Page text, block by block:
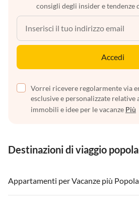
consigli degli insider e tendenze
Accedi
Vorrei ricevere regolarmente via
esclusive e personalizzate relative
immobili e idee per le vacanze Più
Destinazioni di viaggio
Appartamenti per Vacanze più